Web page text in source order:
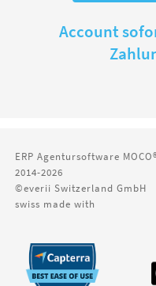
Account
ERP Agentursoftware MOCO®
2014-2026
©everii Switzerland GmbH
swiss made with